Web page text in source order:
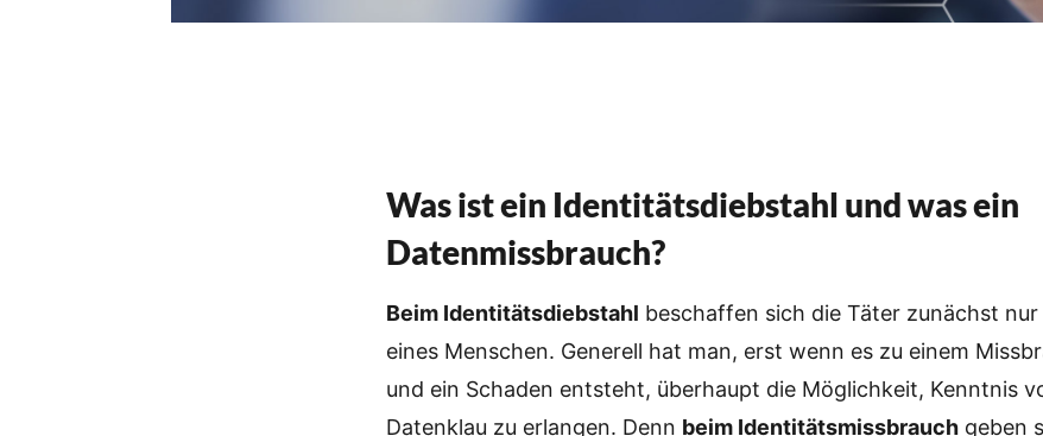
Was ist ein Identitätsdiebstahl und was ein
Datenmissbrauch?
Beim Identitätsdiebstahl beschaffen sich die Täter zunächst
eines Menschen. Generell hat man, erst wenn es zu einem
und ein Schaden entsteht, überhaupt die Möglichkeit, Kenntnis
Datenklau zu erlangen. Denn beim Identitätsmissbrauch geben